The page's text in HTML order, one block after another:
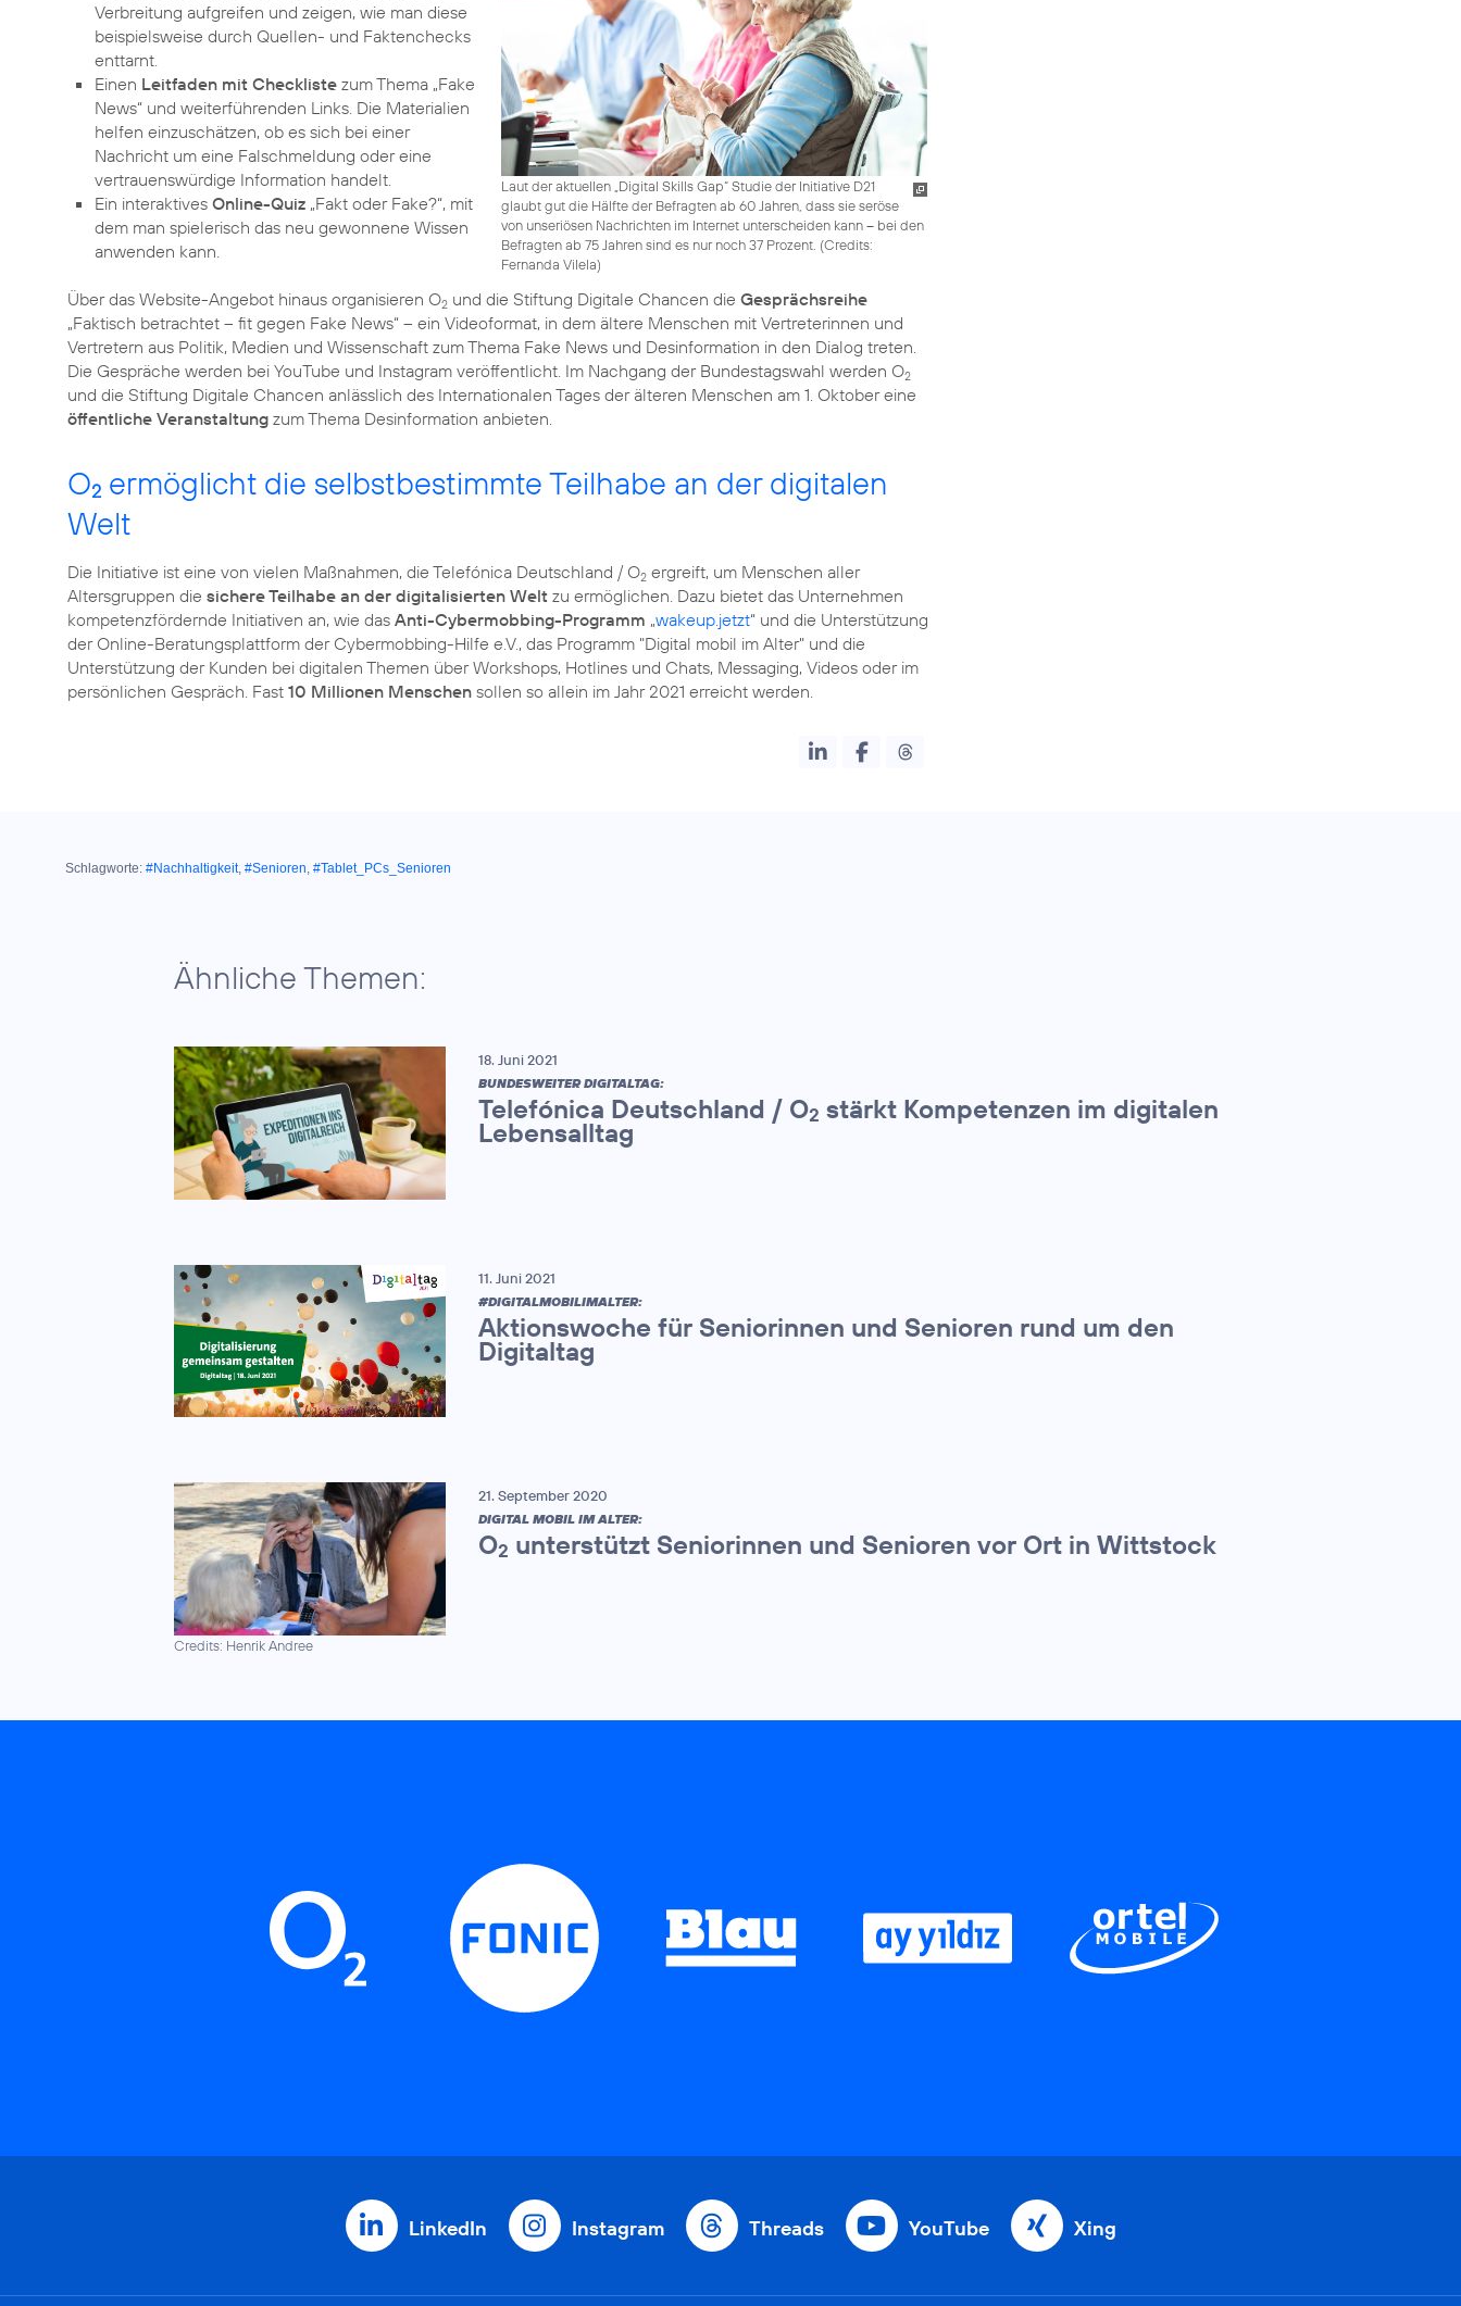
Laut der aktuellen „Digital Skills Gap“ Studie der Initiative D21
glaubt gut die Hälfte der Befragten ab 60 Jahren, dass sie seröse
von unseriösen Nachrichten im Internet unterscheiden kann – bei den
Befragten ab 75 Jahren sind es nur noch 37 Prozent. (Credits:
Fernanda Vilela)
Verbreitung aufgreifen und zeigen, wie man diese
beispielsweise durch Quellen- und Faktenchecks
enttarnt.
Einen Leitfaden mit Checkliste zum Thema „Fake
News“ und weiterführenden Links. Die Materialien
helfen einzuschätzen, ob es sich bei einer
Nachricht um eine Falschmeldung oder eine
vertrauenswürdige Information handelt.
Ein interaktives Online-Quiz „Fakt oder Fake?“, mit
dem man spielerisch das neu gewonnene Wissen
anwenden kann.
Über das Website-Angebot hinaus organisieren O2 und die Stiftung Digitale Chancen die Gesprächsreihe
„Faktisch betrachtet – fit gegen Fake News“ – ein Videoformat, in dem ältere Menschen mit Vertreterinnen und
Vertretern aus Politik, Medien und Wissenschaft zum Thema Fake News und Desinformation in den Dialog treten.
Die Gespräche werden bei YouTube und Instagram veröffentlicht. Im Nachgang der Bundestagswahl werden O2
und die Stiftung Digitale Chancen anlässlich des Internationalen Tages der älteren Menschen am 1. Oktober eine
öffentliche Veranstaltung
O2 ermöglicht die selbstbestimmte Teilhabe an der digitalen
Welt
Die Initiative ist eine von vielen Maßnahmen, die Telefónica Deutschland / O2 ergreift, um Menschen aller
Altersgruppen die sichere Teilhabe an der digitalisierten Welt zu ermöglichen. Dazu bietet das Unternehmen
kompetenzfördernde Initiativen an, wie das Anti-Cybermobbing-Programm „wakeup.jetzt“ und die Unterstützung
der Online-Beratungsplattform der Cybermobbing-Hilfe e.V., das Programm "Digital mobil im Alter" und die
Unterstützung der Kunden bei digitalen Themen über Workshops, Hotlines und Chats, Messaging, Videos oder im
persönlichen Gespräch. Fast 10 Millionen Menschen sollen so allein im Jahr 2021 erreicht werden.
Schlagworte: #Nachhaltigkeit, #Senioren, #Tablet_PCs_Senioren
Ähnliche Themen:
18. Juni 2021
BUNDESWEITER DIGITALTAG:
Telefónica Deutschland / O2 stärkt Kompetenzen im digitalen
Lebensalltag
11. Juni 2021
#DIGITALMOBILIMALTER:
Aktionswoche für Seniorinnen und Senioren rund um den
Digitaltag
Credits: Henrik Andree
21. September 2020
DIGITAL MOBIL IM ALTER:
O2 unterstützt Seniorinnen und Senioren vor Ort in Wittstock
LinkedIn Instagram Threads YouTube Xing